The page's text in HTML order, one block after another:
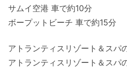
サムイ空港 車で約10分
ボープットビーチ 車で約15分
アトランティスリゾート＆スパ
アトランティスリゾート＆スパ